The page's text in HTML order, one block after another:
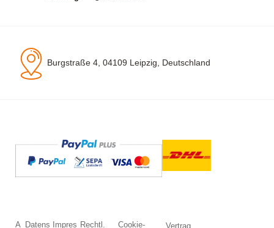
Burgstraße 4, 04109 Leipzig, Deutschland
A Datens Impres Rechtl. Cookie- Vertrag